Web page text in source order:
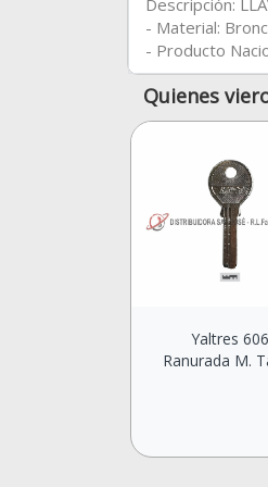
Descripción:
- Material:
- Producto
Quienes
Yaltres 606
Ranurada M.